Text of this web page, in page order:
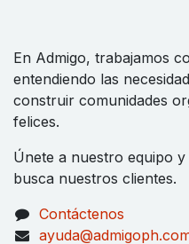
En Admigo, trabajamos
entendiendo las
construir comunidades
felices.
Únete a nuestro equipo
busca nuestros clientes.
Contáctenos